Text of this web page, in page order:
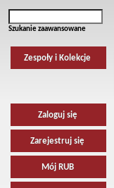
Szukanie zaawansowane
Zespoły i Kolekcje
Zaloguj się
Zarejestruj się
Mój RUB